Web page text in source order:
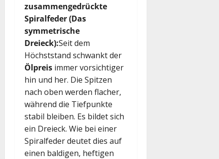
zusammengedrückte
Spiralfeder (Das
symmetrische
Dreieck):Seit dem
Ölpreis immer vorsichtiger
hin und her. Die Spitzen
nach oben werden flacher,
während die Tiefpunkte
stabil bleiben. Es bildet sich
ein Dreieck. Wie bei einer
Spiralfeder deutet dies auf
einen baldigen, heftigen